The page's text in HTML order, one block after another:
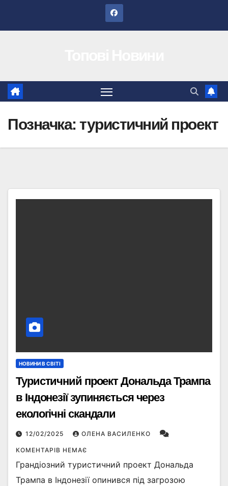
Позначка: туристичний проект
НОВИНИ В СВІТІ
Туристичний проект Дональда Трампа
в Індонезії зупиняється через
екологічні скандали
12/02/2025 ОЛЕНА ВАСИЛЕНКО
КОМЕНТАРІВ НЕМАЄ
Грандіозний туристичний проект Дональда
Трампа в Індонезії опинився під загрозою